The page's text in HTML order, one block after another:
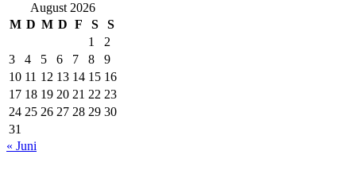
August 2026
M D M D F S
S
1
2
3
4 5 6 7 8
9
10 11 12 13 14 15 16
17 18 19 20 21 22 23
24 25 26 27 28 29 30
31
« Juni